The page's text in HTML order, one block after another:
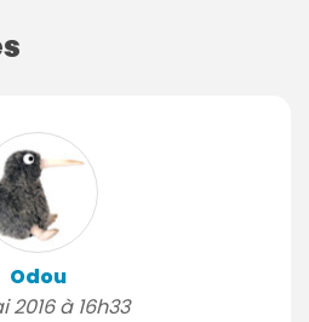
Odou
2016 à 16h33